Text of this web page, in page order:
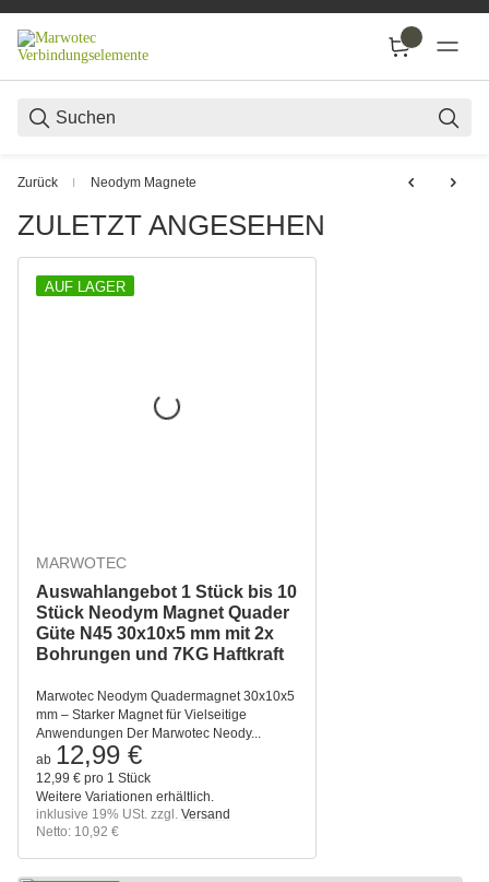
Zurück Neodym Magnete
ZULETZT ANGESEHEN
AUF LAGER
MARWOTEC
Auswahlangebot 1 Stück bis 10
Stück Neodym Magnet Quader
Güte N45 30x10x5 mm mit 2x
Bohrungen und 7KG Haftkraft
Marwotec Neodym Quadermagnet 30x10x5
mm – Starker Magnet für Vielseitige
Anwendungen Der Marwotec Neody...
ab 12,99 €
12,99 € pro 1 Stück
Weitere Variationen erhältlich.
inklusive 19% USt. zzgl. Versand
Netto: 10,92 €